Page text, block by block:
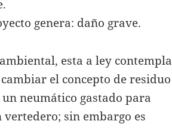
genera: daño grave.
esta a ley contempla
el concepto de residuo
neumático gastado para
sin embargo es